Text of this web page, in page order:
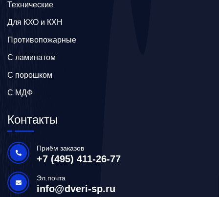
Технические
Для КХО и КХН
Противопожарные
С ламинатом
С порошком
С МДФ
Контакты
Приём заказов
+7 (495) 411-26-77
Эл.почта
info@dveri-sp.ru